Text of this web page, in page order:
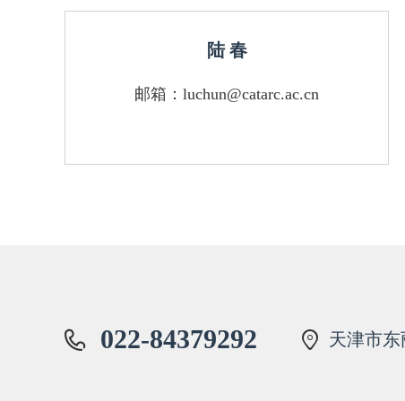
陆 春
邮箱：luchun@catarc.ac.cn
022-84379292 天津市